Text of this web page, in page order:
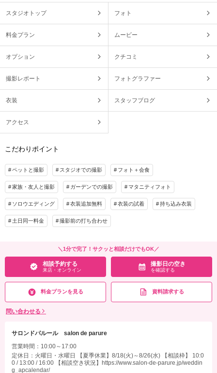
スタジオトップ フォト
料金プラン ムービー
オプション クチコミ
撮影レポート フォトグラファー
衣装 スタッフブログ
アクセス
こだわりポイント
ペットと撮影 スタジオでの撮影 フォト＋会食
家族・友人と撮影 ガーデンでの撮影 マタニティフォト
ソロウエディング 衣装追加無料 衣装の試着 持ち込み衣装
土日同一料金 撮影前の打ち合わせ
＼1分で完了！サクッと相談だけでもOK／
相談予約する
来店・オンライン
撮影日の空き
を確認する
料金プランを見る 資料請求する
問い合わせる
サロンドパルール salon de parure
営業時間：10:00～17:00
定休日：火曜日・水曜日 【夏季休業】8/18(火)～8/26(水) 【相談枠】 10:0
0 / 13:00 / 16:00 【相談空き状況】https://www.salon-de-parure.jp/weddin
g_apcalendar/